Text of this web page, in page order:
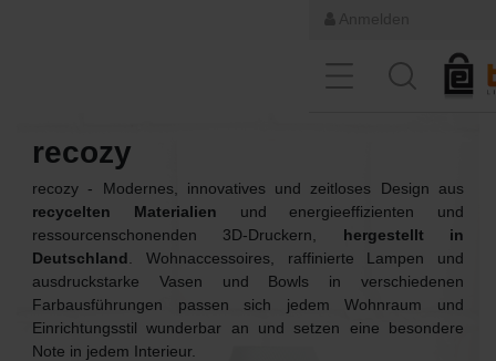
recozy
recozy - Modernes, innovatives und zeitloses Design aus
recycelten Materialien und energieeffizienten und
ressourcenschonenden 3D-Druckern, hergestellt in
Deutschland . Wohnaccessoires, raffinierte Lampen und
ausdruckstarke Vasen und Bowls in verschiedenen
Farbausführungen passen sich jedem Wohnraum und
Einrichtungsstil wunderbar an und setzen eine besondere
Note in jedem Interieur.